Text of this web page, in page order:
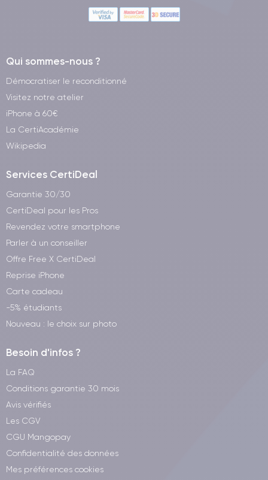
Qui sommes-nous ?
Démocratiser le reconditionné
Visitez notre atelier
iPhone à 60€
La CertiAcadémie
Wikipedia
Services CertiDeal
Garantie 30/30
CertiDeal pour les Pros
Revendez votre smartphone
Parler à un conseiller
Offre Free X CertiDeal
Reprise iPhone
Carte cadeau
-5% étudiants
Nouveau : le choix sur photo
Besoin d'infos ?
La FAQ
Conditions garantie 30 mois
Avis vérifiés
Les CGV
CGU Mangopay
Confidentialité des données
Mes préférences cookies